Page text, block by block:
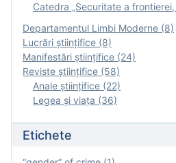
Catedra „Securitate a
Departamentul Limbi Moderne (8)
Lucrări științifice (8)
Manifestări ştiinţifice (24)
Reviste ştiinţifice (58)
Anale ştiinţifice (22)
Legea şi viaţa (36)
Etichete